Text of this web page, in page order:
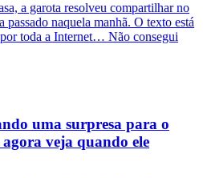
a garota resolveu compartilhar no
passado naquela manhã. O texto está
toda a Internet… Não consegui
uma surpresa para o
veja quando ele